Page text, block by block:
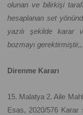
olunan ve bilirkişi
hesaplanan set
yazılı şekilde karar
bozmayı
Direnme Kararı
15. Malatya 2. Aile
Esas, 2020/576 Karar